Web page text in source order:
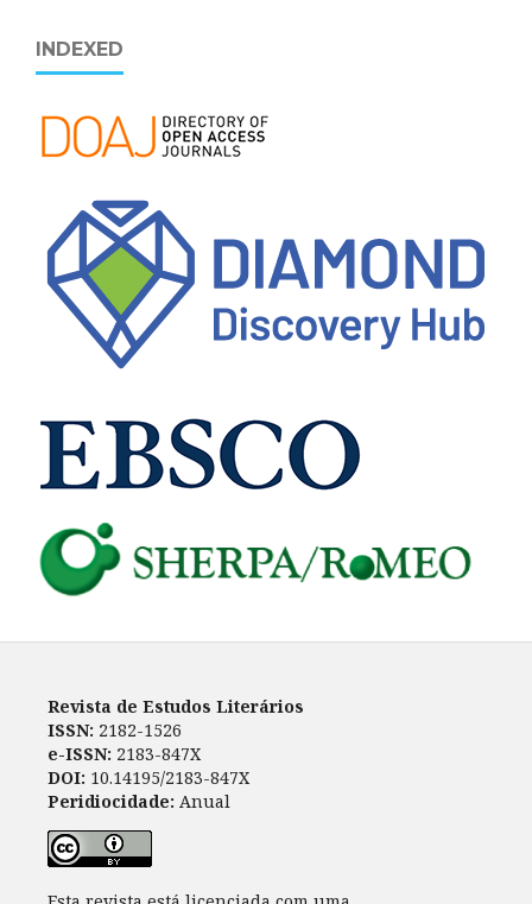
INDEXED
Revista de Estudos Literários
ISSN: 2182-1526
e-ISSN: 2183-847X
DOI: 10.14195/2183-847X
Peridiocidade: Anual